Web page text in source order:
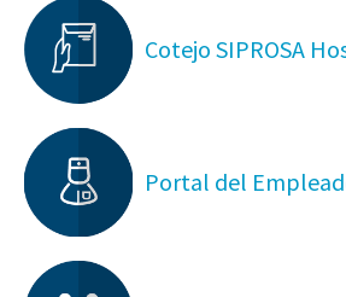
Cotejo SIPROSA
Portal del